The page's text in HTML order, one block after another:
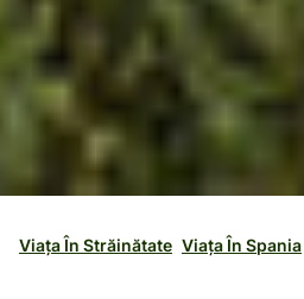
Viața În Străinătate Viața În Spania